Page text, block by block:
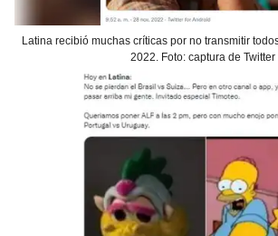
Latina recibió muchas críticas por no transmitir
2022. Foto: captura de Twitter